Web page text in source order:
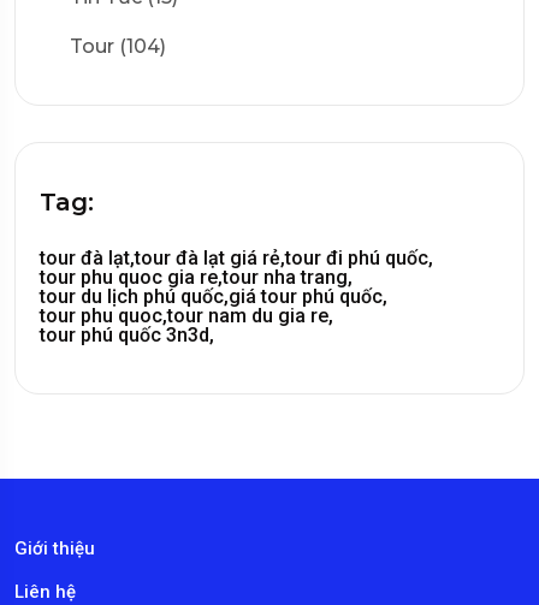
Tour (104)
Tag:
tour đà lạt,tour đà lạt giá rẻ,tour đi phú quốc,
tour phu quoc gia re,tour nha trang,
tour du lịch phú quốc,giá tour phú quốc,
tour phu quoc,tour nam du gia re,
tour phú quốc 3n3d,
Giới thiệu
Liên hệ